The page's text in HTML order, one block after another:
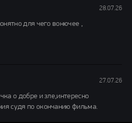
28.07.26
для чего вонючее ,
27.07.26
о добре и зле,интересно
судя по окончанию фильма.